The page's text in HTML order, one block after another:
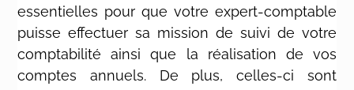
essentielles pour que votre expert-comptable
puisse effectuer sa mission de suivi de votre
comptabilité ainsi que la réalisation de vos
comptes annuels. De plus, celles-ci sont